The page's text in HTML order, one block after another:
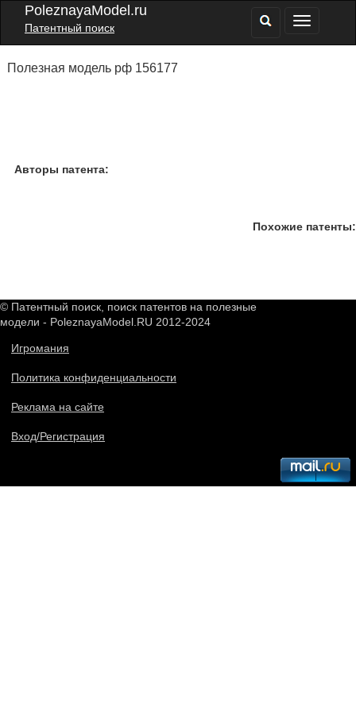
PoleznayaModel.ru
Патентный поиск
Полезная модель рф 156177
Авторы патента:
Похожие патенты:
© Патентный поиск, поиск патентов на полезные
модели - PoleznayaModel.RU 2012-2024
Игромания
Политика конфиденциальности
Реклама на сайте
Вход/Регистрация